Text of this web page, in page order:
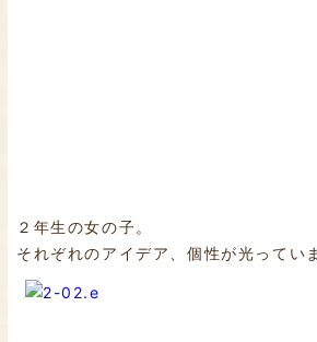
２年生の女の子。
それぞれのアイデア、個性が光ってい